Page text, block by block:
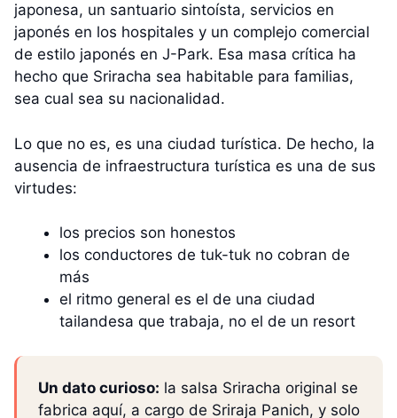
japonesa, un santuario sintoísta, servicios en
japonés en los hospitales y un complejo comercial
de estilo japonés en J-Park. Esa masa crítica ha
hecho que Sriracha sea habitable para familias,
sea cual sea su nacionalidad.
Lo que no es, es una ciudad turística. De hecho, la
ausencia de infraestructura turística es una de sus
virtudes:
los precios son honestos
los conductores de tuk-tuk no cobran de
más
el ritmo general es el de una ciudad
tailandesa que trabaja, no el de un resort
Un dato curioso: la salsa Sriracha original se
fabrica aquí, a cargo de Sriraja Panich, y solo